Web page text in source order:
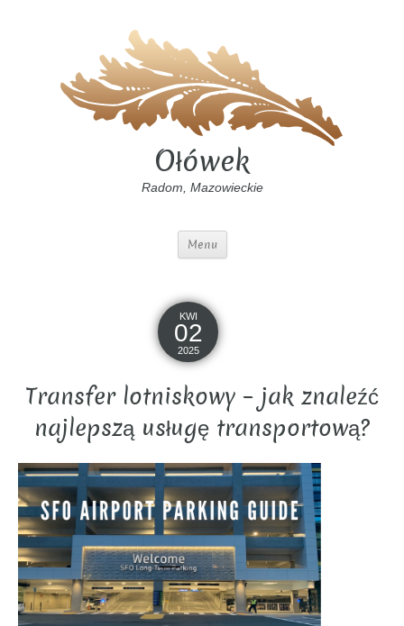
Ołówek
Radom, Mazowieckie
Menu
KWI
02
2025
Transfer lotniskowy – jak znaleźć
najlepszą usługę transportową?